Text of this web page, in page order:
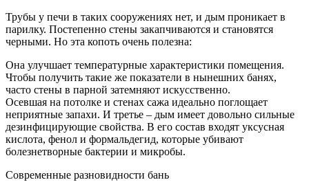
Трубы у печи в таких сооружениях нет, и дым проникает в
парилку. Постепенно стены закапчиваются и становятся
черными. Но эта копоть очень полезна:
Она улучшает температурные характеристики помещения.
Чтобы получить такие же показатели в нынешних банях,
часто стены в парной затемняют искусственно.
Осевшая на потолке и стенах сажа идеально поглощает
неприятные запахи. И третье – дым имеет довольно сильные
дезинфицирующие свойства. В его состав входят уксусная
кислота, фенол и формальдегид, которые убивают
болезнетворные бактерии и микробы.
Современные разновидности бань